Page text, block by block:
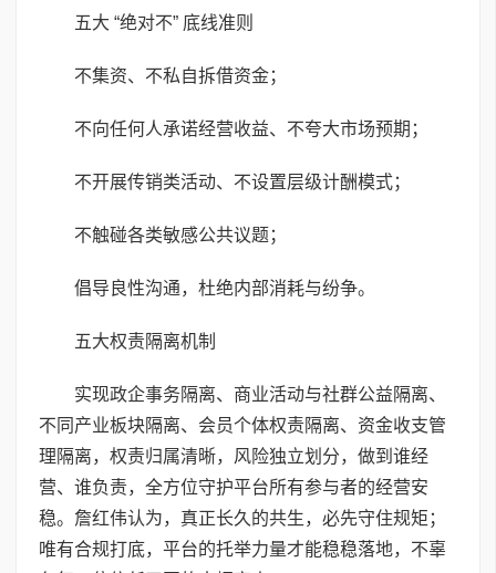
五大 “绝对不” 底线准则
不集资、不私自拆借资金；
不向任何人承诺经营收益、不夸大市场预期；
不开展传销类活动、不设置层级计酬模式；
不触碰各类敏感公共议题；
倡导良性沟通，杜绝内部消耗与纷争。
五大权责隔离机制
实现政企事务隔离、商业活动与社群公益隔离、
不同产业板块隔离、会员个体权责隔离、资金收支管
理隔离，权责归属清晰，风险独立划分，做到谁经
营、谁负责，全方位守护平台所有参与者的经营安
稳。詹红伟认为，真正长久的共生，必先守住规矩；
唯有合规打底，平台的托举力量才能稳稳落地，不辜